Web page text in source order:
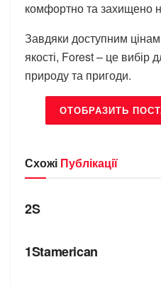
комфортно та захищено
Завдяки доступним
якості, Forest – це вибір
природу та пригоди.
ОТОБРАЗИТЬ
Схожі Публікації
БРЕНДИ
2S
1Stamerican